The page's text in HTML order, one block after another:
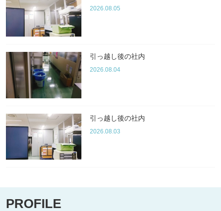
2026.08.05
引っ越し後の社内
2026.08.04
引っ越し後の社内
2026.08.03
PROFILE